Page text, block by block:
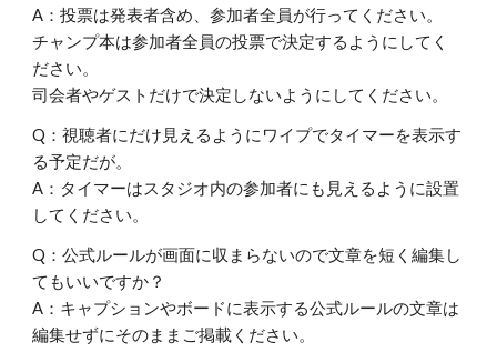
A：投票は発表者含め、参加者全員が行ってください。
チャンプ本は参加者全員の投票で決定するようにしてく
ださい。
司会者やゲストだけで決定しないようにしてください。
Q：視聴者にだけ見えるようにワイプでタイマーを表示す
る予定だが。
A：タイマーはスタジオ内の参加者にも見えるように設置
してください。
Q：公式ルールが画面に収まらないので文章を短く編集し
てもいいですか？
A：キャプションやボードに表示する公式ルールの文章は
編集せずにそのままご掲載ください。